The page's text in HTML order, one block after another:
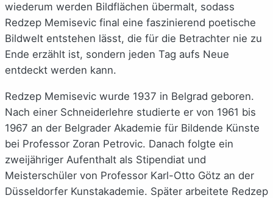
wiederum werden Bildflächen übermalt, sodass
Redzep Memisevic final eine faszinierend poetische
Bildwelt entstehen lässt, die für die Betrachter nie zu
Ende erzählt ist, sondern jeden Tag aufs Neue
entdeckt werden kann.
Redzep Memisevic wurde 1937 in Belgrad geboren.
Nach einer Schneiderlehre studierte er von 1961 bis
1967 an der Belgrader Akademie für Bildende Künste
bei Professor Zoran Petrovic. Danach folgte ein
zweijähriger Aufenthalt als Stipendiat und
Meisterschüler von Professor Karl-Otto Götz an der
Düsseldorfer Kunstakademie. Später arbeitete Redzep